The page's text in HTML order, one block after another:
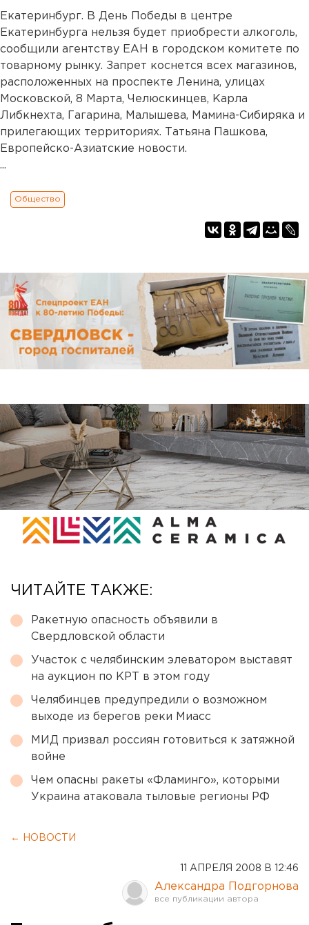
Екатеринбург. В День Победы в центре
Екатеринбурга нельзя будет приобрести алкоголь,
сообщили агентству ЕАН в городском комитете по
товарному рынку. Запрет коснется всех магазинов,
расположенных на проспекте Ленина, улицах
Московской, 8 Марта, Челюскинцев, Карла
Либкнехта, Гагарина, Малышева, Мамина-Сибиряка и
прилегающих территориях. Татьяна Пашкова,
Европейско-Азиатские новости.
...
Общество
ЧИТАЙТЕ ТАКЖЕ:
Ракетную опасность объявили в
Свердловской области
Участок с челябинским элеватором выставят
на аукцион по КРТ в этом году
Челябинцев предупредили о возможном
выходе из берегов реки Миасс
МИД призвал россиян готовиться к затяжной
войне
Чем опасны ракеты «Фламинго», которыми
Украина атаковала тыловые регионы РФ
← НОВОСТИ
11 АПРЕЛЯ 2008 В 12:46
Александра Подгорнова